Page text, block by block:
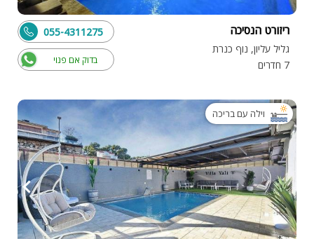
ריזורט הנסיכה
גליל עליון, נוף כנרת
7 חדרים
בדוק אם פנוי
055-4311275
וילה עם בריכה